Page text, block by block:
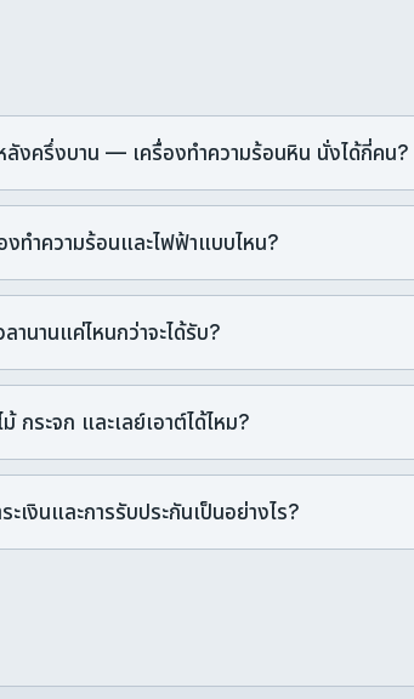
ครึ่งบาน — เครื่องทำความร้อนหิน นั่งได้กี่คน?
งทำความร้อนและไฟฟ้าแบบไหน?
ลานานแค่ไหนกว่าจะได้รับ?
ม้ กระจก และเลย์เอาต์ได้ไหม?
ระเงินและการรับประกันเป็นอย่างไร?